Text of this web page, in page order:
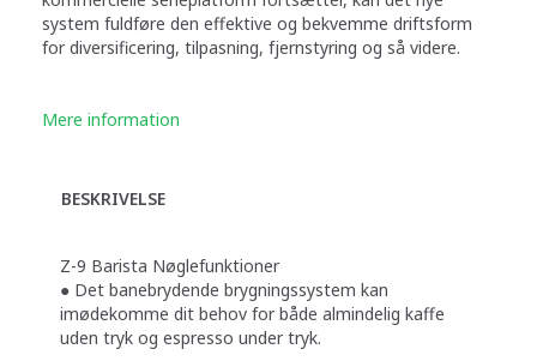
system fuldføre den effektive og bekvemme driftsform
for diversificering, tilpasning, fjernstyring og så videre.
Mere information
BESKRIVELSE
Z-9 Barista Nøglefunktioner
● Det banebrydende brygningssystem kan
imødekomme dit behov for både almindelig kaffe
uden tryk og espresso under tryk.